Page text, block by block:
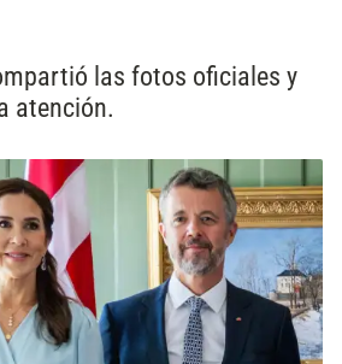
las fotos oficiales y
atención.